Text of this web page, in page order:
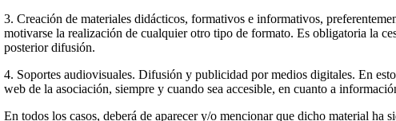
3. Creación de materiales didácticos, formativos e informativos,
motivarse la realización de cualquier otro tipo de formato. Es obligatoria la
posterior difusión.
4. Soportes audiovisuales. Difusión y publicidad por medios digitales. En
web de la asociación, siempre y cuando sea accesible, en cuanto a
En todos los casos, deberá de aparecer y/o mencionar que dicho material